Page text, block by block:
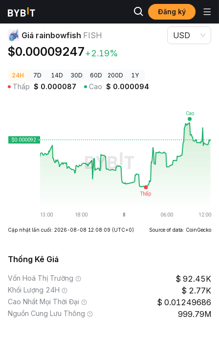
Đăng ký
Giá Tiền Điện Tử
Giá rainbowfish FISH
$0.00009247+2.19%
USD
24H 7D 14D 30D 60D 200D 1Y
Thấp $ 0.000087 Cao $ 0.000094
Cập nhật lần cuối: 2026-08-08 12:08:09 (UTC+0) Source of data: CoinGecko
Thống Kê Giá
Vốn Hoá Thị Trường 92.45K
Khối Lượng 24H 2.77K
Cao Nhất Mọi Thời Đại 0.01249686
Nguồn Cung Lưu Thông 999.79M